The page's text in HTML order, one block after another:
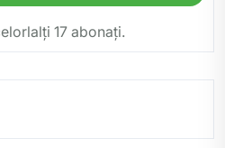
17 abonați.